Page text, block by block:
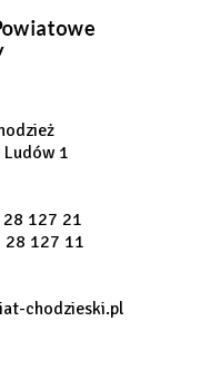
Ludów 1
127 21
28 127 11
chodzieski.pl